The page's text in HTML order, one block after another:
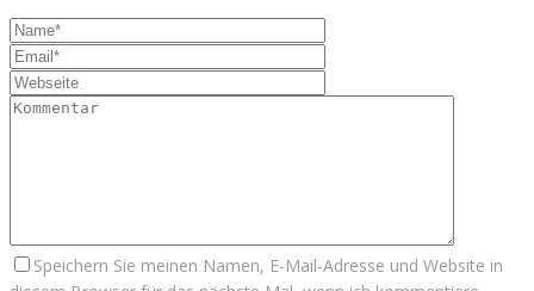
Speichern Sie meinen Namen, E-Mail-Adresse und Website in